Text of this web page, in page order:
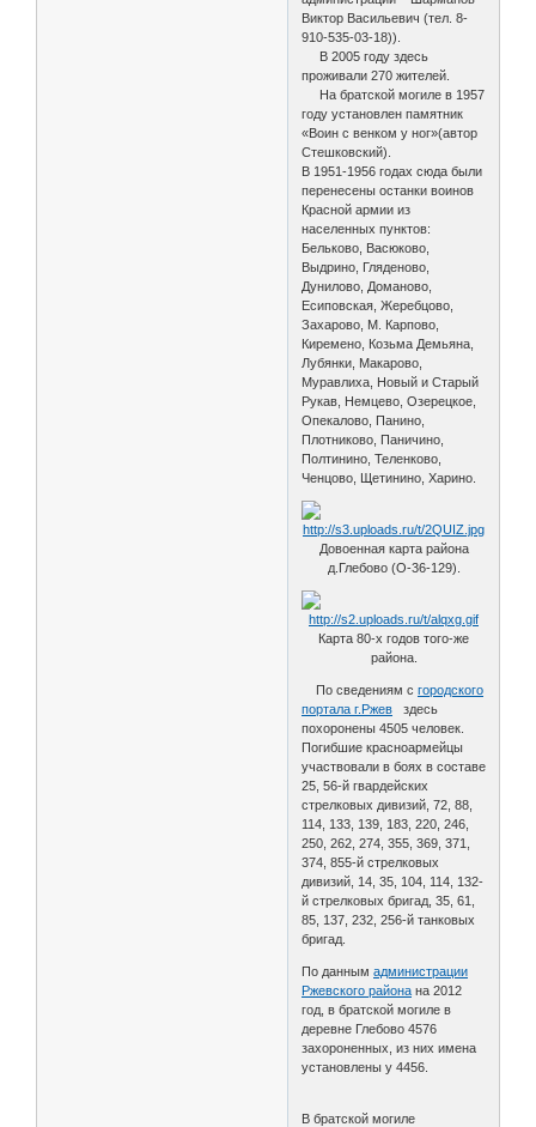
Виктор Васильевич (тел. 8-
910-535-03-18)).
В 2005 году здесь
проживали 270 жителей.
На братской могиле в 1957
году установлен памятник
«Воин с венком у ног»(автор
Стешковский).
В 1951-1956 годах сюда были
перенесены останки воинов
Красной армии из
населенных пунктов:
Бельково, Васюково,
Выдрино, Гляденово,
Дунилово, Доманово,
Есиповская, Жеребцово,
Захарово, М. Карпово,
Киремено, Козьма Демьяна,
Лубянки, Макарово,
Муравлиха, Новый и Старый
Рукав, Немцево, Озерецкое,
Опекалово, Панино,
Плотниково, Паничино,
Полтинино, Теленково,
Ченцово, Щетинино, Харино.
Довоенная карта района
д.Глебово (О-36-129).
Карта 80-х годов того-же
района.
По сведениям сгородского
портала г.Ржев здесь
похоронены 4505 человек.
Погибшие красноармейцы
участвовали в боях в составе
25, 56-й гвардейских
стрелковых дивизий, 72, 88,
114, 133, 139, 183, 220, 246,
250, 262, 274, 355, 369, 371,
374, 855-й стрелковых
дивизий, 14, 35, 104, 114, 132-
й стрелковых бригад, 35, 61,
85, 137, 232, 256-й танковых
бригад.
По даннымадминистрации
Ржевского района на 2012
год, в братской могиле в
деревне Глебово 4576
захороненных, из них имена
установлены у 4456.
В братской могиле